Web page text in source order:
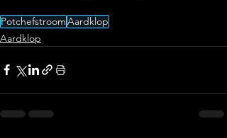
PotchefstroomAardklop
Aardklop